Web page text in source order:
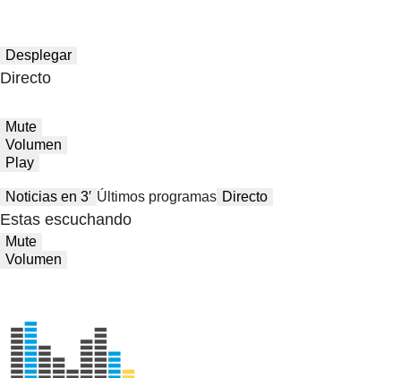
Desplegar
Directo
Mute
Volumen
Play
Noticias en 3′ Últimos programas Directo
Estas escuchando
Mute
Volumen